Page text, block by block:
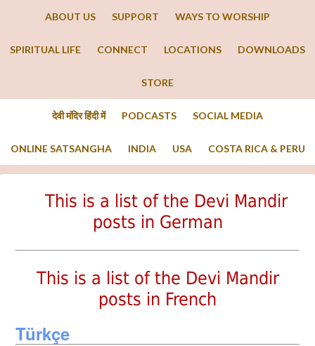
ABOUT US SUPPORT WAYS TO WORSHIP
SPIRITUAL LIFE CONNECT LOCATIONS DOWNLOADS
STORE
देवी मंदिर हिंदी में PODCASTS SOCIAL MEDIA
ONLINE SATSANGHA INDIA USA COSTA RICA & PERU
This is a list of the Devi Mandir
posts in German
This is a list of the Devi Mandir
posts in French
Türkçe